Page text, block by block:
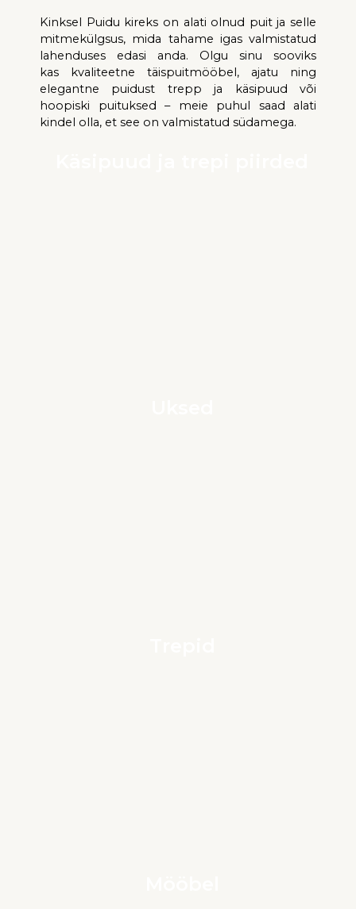
Kinksel Puidu kireks on alati olnud puit ja selle
mitmekülgsus, mida tahame igas valmistatud
lahenduses
edasi anda. Olgu sinu sooviks
kas kvaliteetne täispuitmööbel, ajatu ning
elegantne puidust treppja käsipuud või
hoopiski puituksed
–
meie puhul saad alati
kindel olla, et see on valmistatud südamega.